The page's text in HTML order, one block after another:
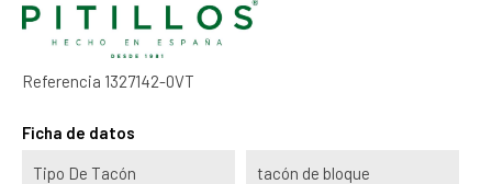
Referencia 1327142-0VT
Ficha de datos
Tipo De Tacón tacón de bloque